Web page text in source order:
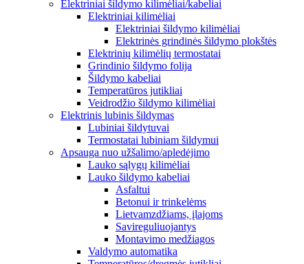
Elektriniai šildymo kilimėliai/kabeliai
Elektriniai kilimėliai
Elektriniai šildymo kilimėliai
Elektrinės grindinės šildymo plokštės
Elektrinių kilimėlių termostatai
Grindinio šildymo folija
Šildymo kabeliai
Temperatūros jutikliai
Veidrodžio šildymo kilimėliai
Elektrinis lubinis šildymas
Lubiniai šildytuvai
Termostatai lubiniam šildymui
Apsauga nuo užšalimo/apledėjimo
Lauko sąlygų kilimėliai
Lauko šildymo kabeliai
Asfaltui
Betonui ir trinkelėms
Lietvamzdžiams, įlajoms
Savireguliuojantys
Montavimo medžiagos
Valdymo automatika